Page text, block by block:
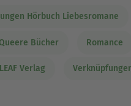
Hörbuch Liebesromane
Queere Bücher Romance
Verlag